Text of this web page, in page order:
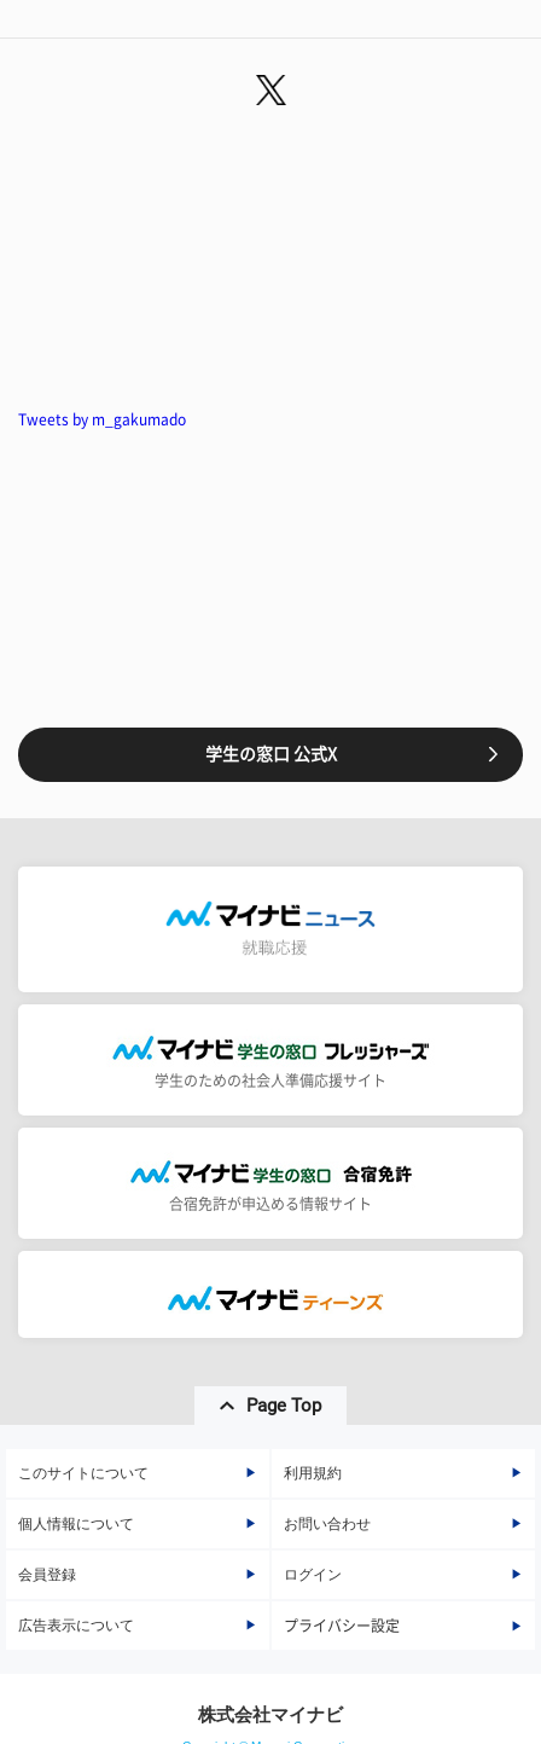
Tweets by m_gakumado
学生の窓口 公式X
学生のための社会人準備応援サイト
合宿免許が申込める情報サイト
Page Top
このサイトについて 利用規約
個人情報について お問い合わせ
会員登録 ログイン
広告表示について プライバシー設定
株式会社マイナビ